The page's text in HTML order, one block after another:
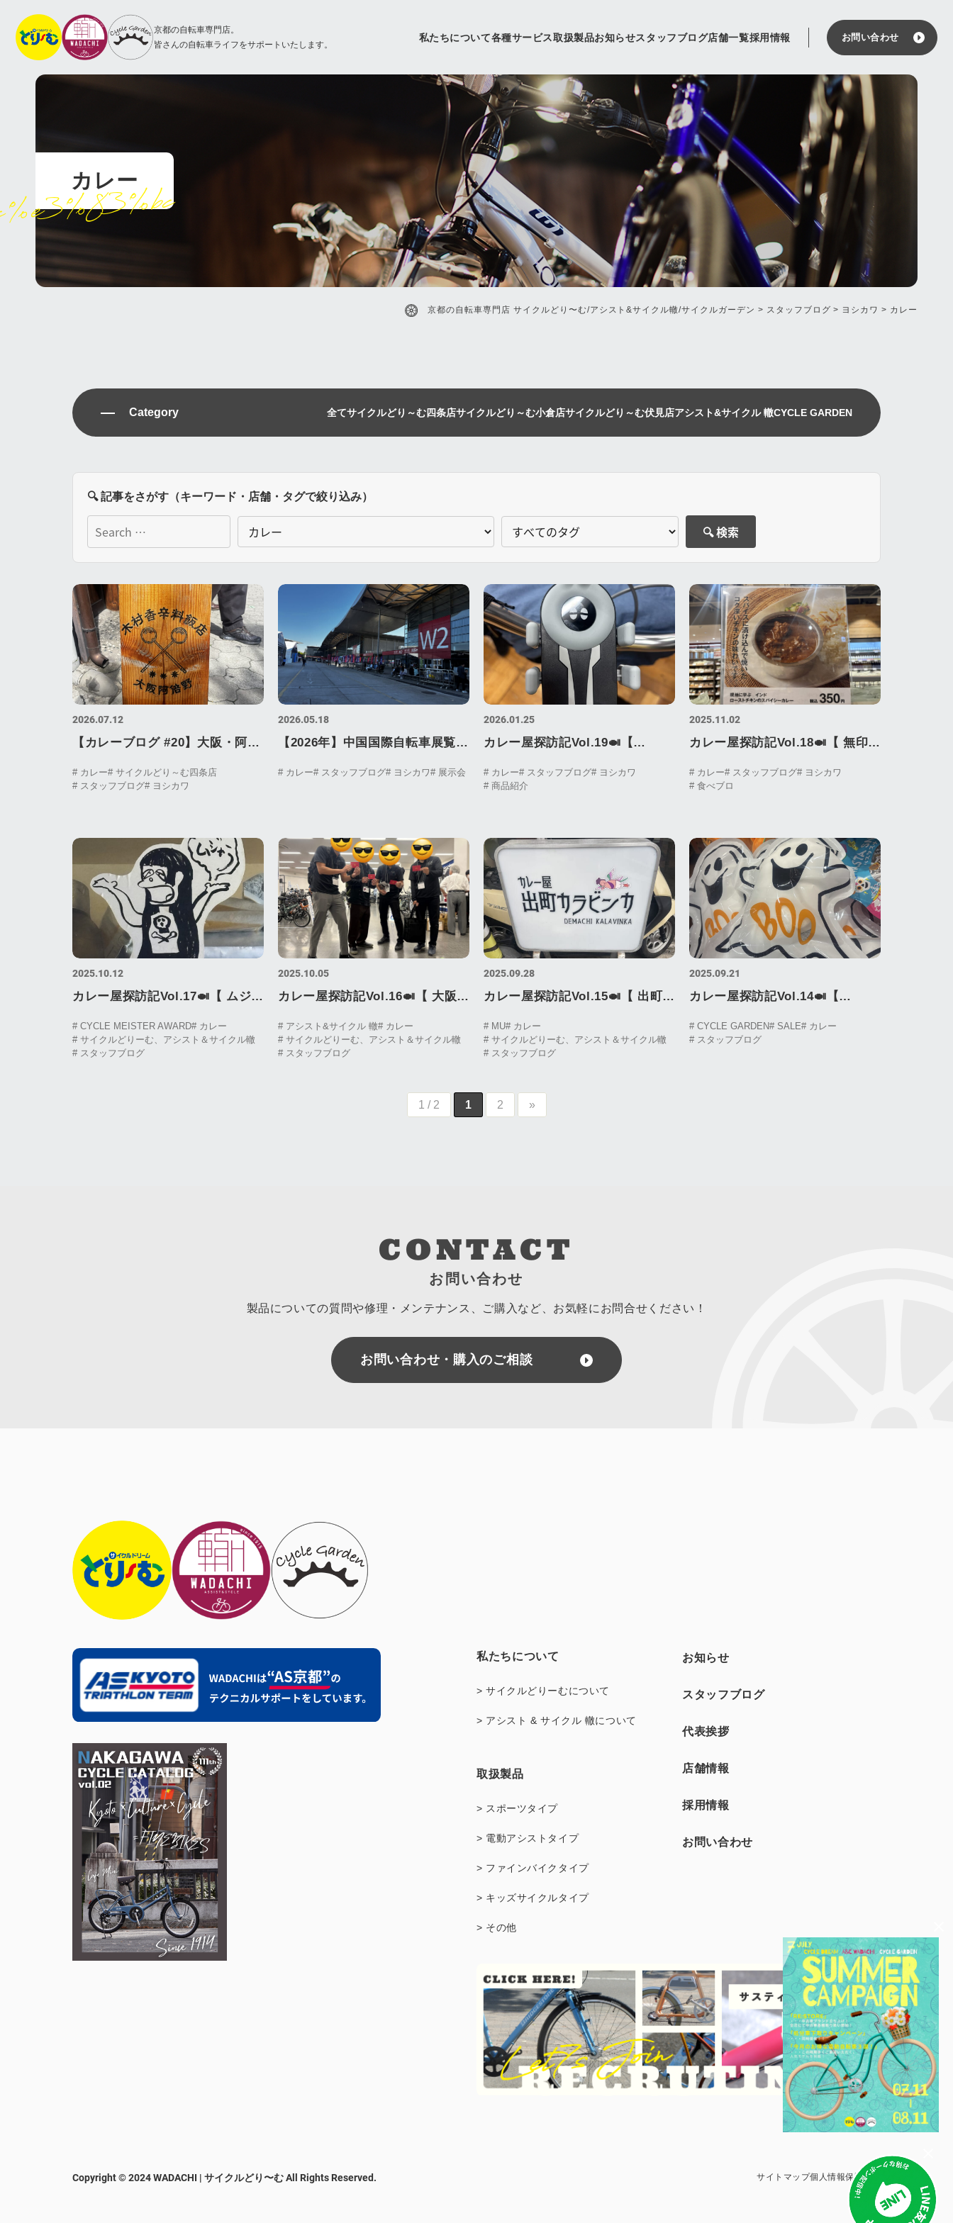
京都の自転車専門店。
皆さんの自転車ライフをサポートいたします。
私たちについて各種サービス取扱製品お知らせスタッフブログ店舗一覧採用情報 お問い合わせ
カレー
京都の自転車専門店 サイクルどり〜む/アシスト&サイクル轍/サイクルガーデン > スタッフブログ > ヨシカワ > カレー
Category 全てサイクルどり～む四条店サイクルどり～む小倉店サイクルどり～む伏見店アシスト&サイクル 轍CYCLE GARDEN
2026.07.12
【カレーブログ #20】大阪・阿倍
野「木村香辛料飯店」の魚介ビリ
ヤニが100点満点だった
# カレー# サイクルどり～む四条店
# スタッフブログ# ヨシカワ
2026.05.18
【2026年】中国国際自転車展覧会
（上海ショー）完全レポート｜世
# カレー# スタッフブログ# ヨシカワ# 展示会
2026.01.25
カレー屋探訪記Vol.19🍛【
SmileSpice~創作スパイスカレー
と朝カレー 様 】Curry Shop
# カレー# スタッフブログ# ヨシカワ
# 商品紹介
2025.11.02
カレー屋探訪記Vol.18🍛【 無印良
品 様 】Curry Shop Visit Log
Vol.18 良品計画 良品週間
# カレー# スタッフブログ# ヨシカワ
# 食べブロ
2025.10.12
カレー屋探訪記Vol.17🍛【 ムジャ
ラ 様 】Curry Shop Visit Log
Vol.17 ムジャラ
# CYCLE MEISTER AWARD# カレー
# サイクルどりーむ、アシスト＆サイクル轍
# スタッフブログ
2025.10.05
カレー屋探訪記Vol.16🍛【 大阪和
風出汁カレー ジパング 様 】in ラ
イフスタイル Week OSAKA
# アシスト&サイクル 轍# カレー
# サイクルどりーむ、アシスト＆サイクル轍
# スタッフブログ
2025.09.28
カレー屋探訪記Vol.15🍛【 出町カ
ラビンカ 様 】Curry Shop Visit
Log Vol.15 DEMACHI
# MU# カレー
# サイクルどりーむ、アシスト＆サイクル轍
# スタッフブログ
2025.09.21
カレー屋探訪記Vol.14🍛【
KALDICOFFEEFARM 様 】
Curry Shop Visit Log Vol.14
# CYCLE GARDEN# SALE# カレー
# スタッフブログ
1 / 2 1 2 »
CONTACT
お問い合わせ
製品についての質問や修理・メンテナンス、ご購入など、 お気軽にお問合せください！
お問い合わせ・購入のご相談
私たちについて
> サイクルどりーむについて
> アシスト & サイクル 轍について
取扱製品
> スポーツタイプ
> 電動アシストタイプ
> ファインバイクタイプ
> キッズサイクルタイプ
> その他
お知らせ
スタッフブログ
代表挨拶
店舗情報
採用情報
お問い合わせ
Copyright © 2024 WADACHI | サイクルどり〜むAll Rights Reserved. サイトマップ個人情報保護方針